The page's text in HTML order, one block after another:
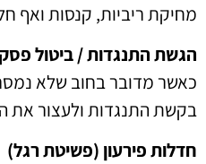
מחיקת ריביות, קנסות ואף
הגשת התנגדות / ביטול פסק
כאשר מדובר בחוב שלא נמסר
בקשת התנגדות ולעצור את
חדלות פירעון (פשיטת רגל)